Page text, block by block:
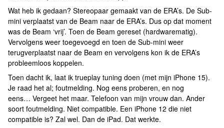
Wat heb ik gedaan? Stereopaar gemaakt van de ERA’s. De Sub-
mini verplaatst van de Beam naar de ERA’s. Dus op dat moment
was de Beam ‘vrij’. Toen de Beam gereset (hardwarematig).
Vervolgens weer toegevoegd en toen de Sub-mini weer
terugverplaatst naar de Beam en vervolgens kon ik de ERA’s
probleemloos koppelen.
Toen dacht ik, laat ik trueplay tuning doen (met mijn iPhone 15).
Je raad het al; foutmelding. Nog eens proberen, en nog
eens… Vergeet het maar. Telefoon van mijn vrouw dan. Ander
soort foutmelding. Niet compatible. Een iPhone 12 die niet
compatible is? Zal wel. Dan de iPad. Dat werkte.